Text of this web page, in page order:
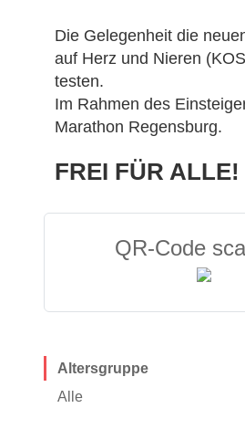
Die Gelegenheit die
auf Herz und Nieren
testen.
Im Rahmen des
Marathon Regensburg.
FREI FÜR ALLE!
QR-Code
Altersgruppe
Alle